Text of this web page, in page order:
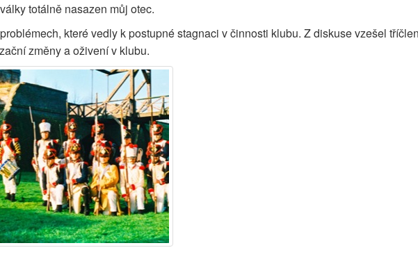
totálně nasazen můj otec.
které vedly k postupné stagnaci v činnosti klubu. Z diskuse vzešel
změny a oživení v klubu.